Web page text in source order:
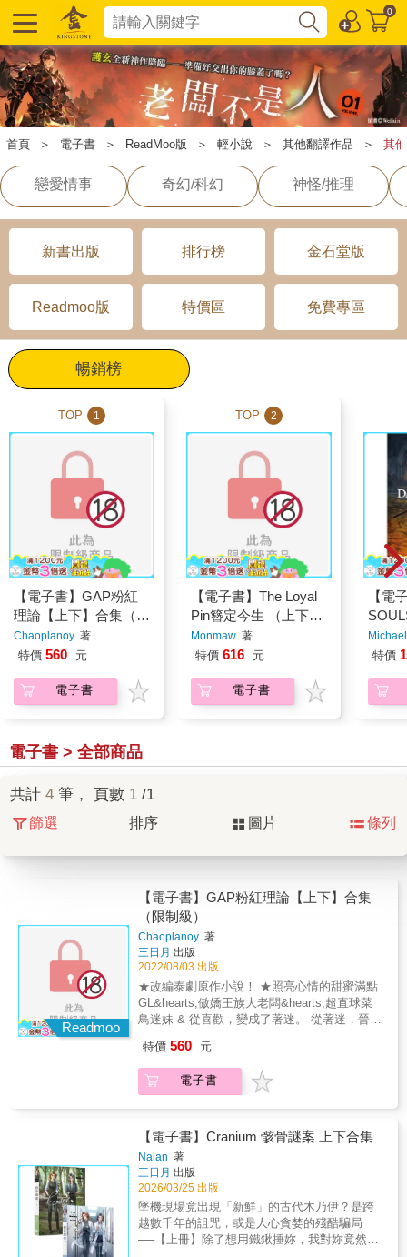
0
首頁 ＞ 電子書 ＞ ReadMoo版 ＞ 輕小說 ＞ 其他翻譯作品 ＞ 其
戀愛情事 奇幻/科幻 神怪/推理
新書出版 排行榜 金石堂版
Readmoo版 特價區 免費專區
暢銷榜
TOP 1
【電子書】GAP粉紅
理論【上下】合集（限
制級）
Chaoplanoy 著
特價 560 元
電子書
TOP 2
【電子書】The Loyal
Pin簪定今生 （上下不
分售〉〈限制級〉
Monmaw 著
特價 616 元
電子書
【電
特價
電子書 > 全部商品
共計 4 筆， 頁數 1 /1
篩選 排序 圖片 條列
Readmoo
【電子書】GAP粉紅理論【上下】合集
（限制級）
Chaoplanoy 著
三日月 出版
2022/08/03 出版
★改編泰劇原作小說！ ★照亮心情的甜蜜滿點
GL&hearts;傲嬌王族大老闆&hearts;超直球菜
鳥迷妹 & 從喜歡，變成了著迷。 從著迷，晉升
的，我會讓它變成粉紅。」 & 菜鳥新人Mon第
一天進入新的職場，心裡滿懷期待與緊張， 因
為這裡正是，她從小四就憧憬的Saam所在的公
裡，Saam依舊是以前那位溫暖又充滿笑容的
人。 一次Mon偶然撞見Saam身體不舒服
後，兩人的關係開始起了變化。 警戒心重的
Saam先是警告Mon不要藉這機會跟自己套交
情， 隔天卻又提著滿手的甜點飲料擺滿Mon的
桌上，意圖示好。 充滿矛盾的行為，讓Mon整
個人滿頭問號又提心吊膽。 & 隨著之後一步步
的相處與了解對方， Mon對Saam的憧憬開始
特價 560 元
電子書
【電子書】Cranium 骸骨謎案 上下合集
Nalan 著
三日月 出版
2026/03/25 出版
墜機現場竟出現「新鮮」的古代木乃伊？是跨
越數千年的詛咒，或是人心貪婪的殘酷騙局
──【上冊】除了想用鐵鍬捶妳，我對妳竟然還